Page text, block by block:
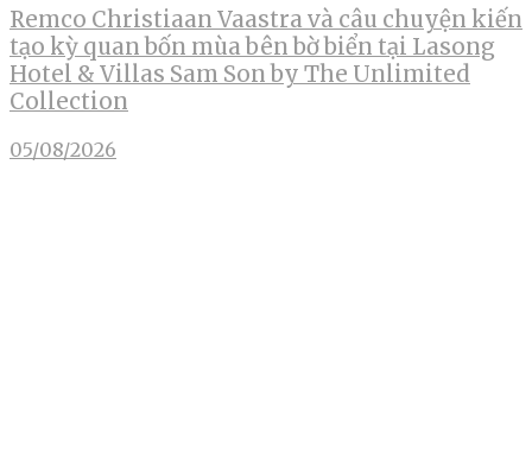
Remco Christiaan Vaastra và câu chuyện kiến
tạo kỳ quan bốn mùa bên bờ biển tại Lasong
Hotel & Villas Sam Son by The Unlimited
Collection
05/08/2026